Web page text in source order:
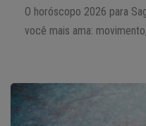
O horóscopo 2026 para
você mais ama: